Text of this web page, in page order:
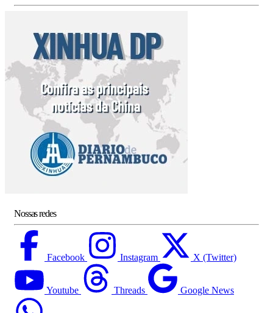
Nossas redes
Facebook Instagram X (Twitter)
Youtube Threads Google News